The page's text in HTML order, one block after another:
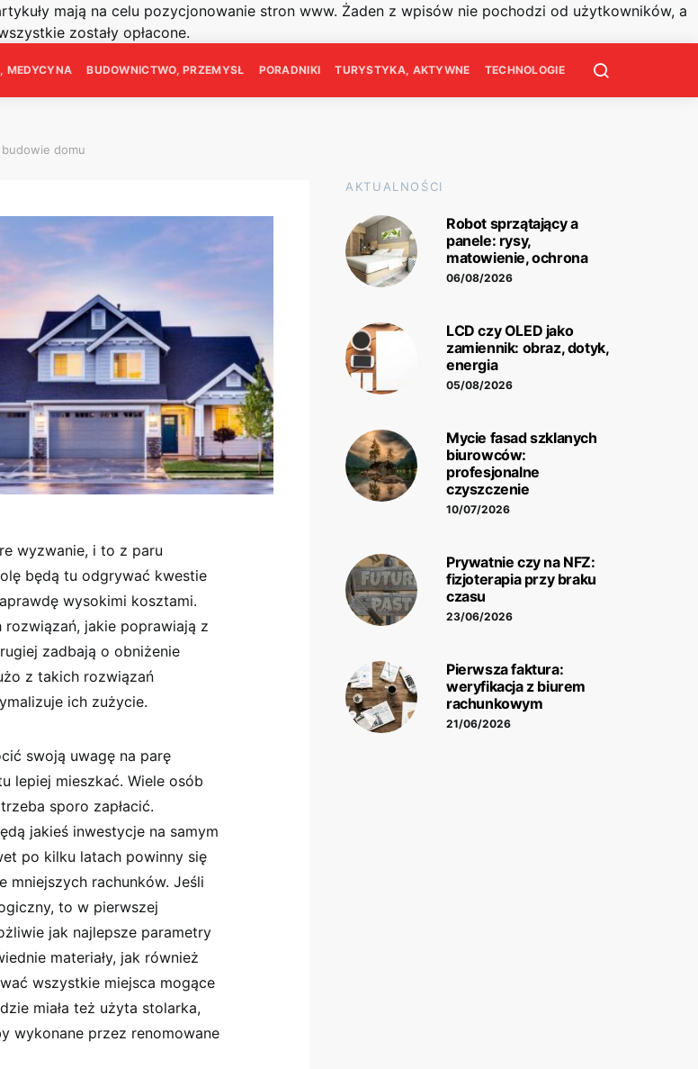
mają na celu pozycjonowanie stron www. Żaden z wpisów nie pochodzi od użytkowników, a
zostały opłacone.
MEDYCYNA BUDOWNICTWO, PRZEMYSŁ PORADNIKI TURYSTYKA, AKTYWNE TECHNOLOGIE
domu
wyzwanie, i to z paru
będą tu odgrywać kwestie
wysokimi kosztami.
jakie poprawiają z
zadbają o obniżenie
z takich rozwiązań
ich zużycie.
swoją uwagę na parę
lepiej mieszkać. Wiele osób
sporo zapłacić.
jakieś inwestycje na samym
po kilku latach powinny się
rachunków. Jeśli
to w pierwszej
jak najlepsze parametry
materiały, jak również
wszystkie miejsca mogące
miała też użyta stolarka,
wykonane przez renomowane
AKTUALNOŚCI
Robot sprzątający a
panele: rysy,
matowienie, ochrona
06/08/2026
LCD czy OLED jako
zamiennik: obraz, dotyk,
energia
05/08/2026
Mycie fasad szklanych
biurowców:
profesjonalne
czyszczenie
10/07/2026
Prywatnie czy na NFZ:
fizjoterapia przy braku
czasu
23/06/2026
Pierwsza faktura:
weryfikacja z biurem
rachunkowym
21/06/2026